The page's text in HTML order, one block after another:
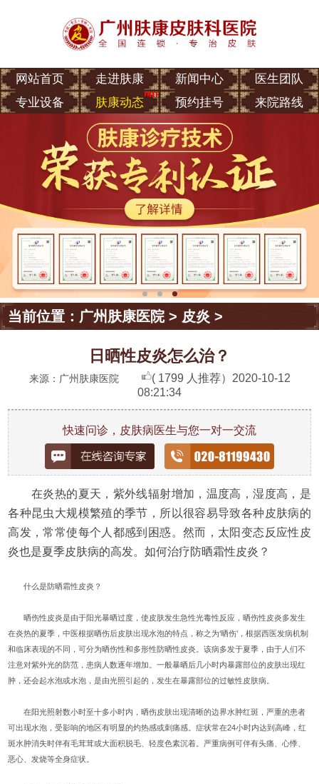
网站首页 走进肤康 新闻中心
医生团队
专业设备
肤康动态 预约挂号 来院路线
当前位置： 广州肤康医院> 皮炎 >
日晒性皮炎怎么治？
来源：广州肤康医院 ( 1799 人推荐） 2020-10-12
08:21:34
快速问诊，皮肤病医生与您一对一交流
在炎热的夏天，紫外线辐射增加，温度高，湿度高，是
各种昆虫大规模繁殖的季节，所以很容易导致各种皮肤病的
高发，常常使每个人都感到困惑。然而，太阳变态反应性皮
炎也是夏季皮肤病的高发。如何治疗防晒霜性皮炎？
什么是防晒霜性皮炎？
晒伤性皮炎是由于阳光暴晒过度，使皮肤发生急性光毒性反应，晒伤性皮炎多发生
在炎热的夏季，中医根据晒伤后皮肤出现水泡的特点，称之为‘晒伤’，根据西医发病机制
和临床表现的不同，可分为晒伤性和多形性防晒性皮炎。该病多发于夏季，由于人们不
注意对紫外光的防范，患病人数逐年增加。一般暴晒后几小时内暴露部位的皮肤出现红
肿，还会起水泡或水泡，是由光照引起的，发生在暴露部位的过敏性皮肤病。
在阳光照射数小时至十多小时内，晒伤皮肤出现清晰的边界水肿红斑，严重的患者
可出现水泡，受影响的地区有明显的灼热感或刺痛感。症状常在24小时内达到高峰，红
斑水肿消失时伴有毛茸茸或大面积脱毛、轻度色素沉着。严重病例可伴有头痛、心悸、
恶心、发烧等全身症状。